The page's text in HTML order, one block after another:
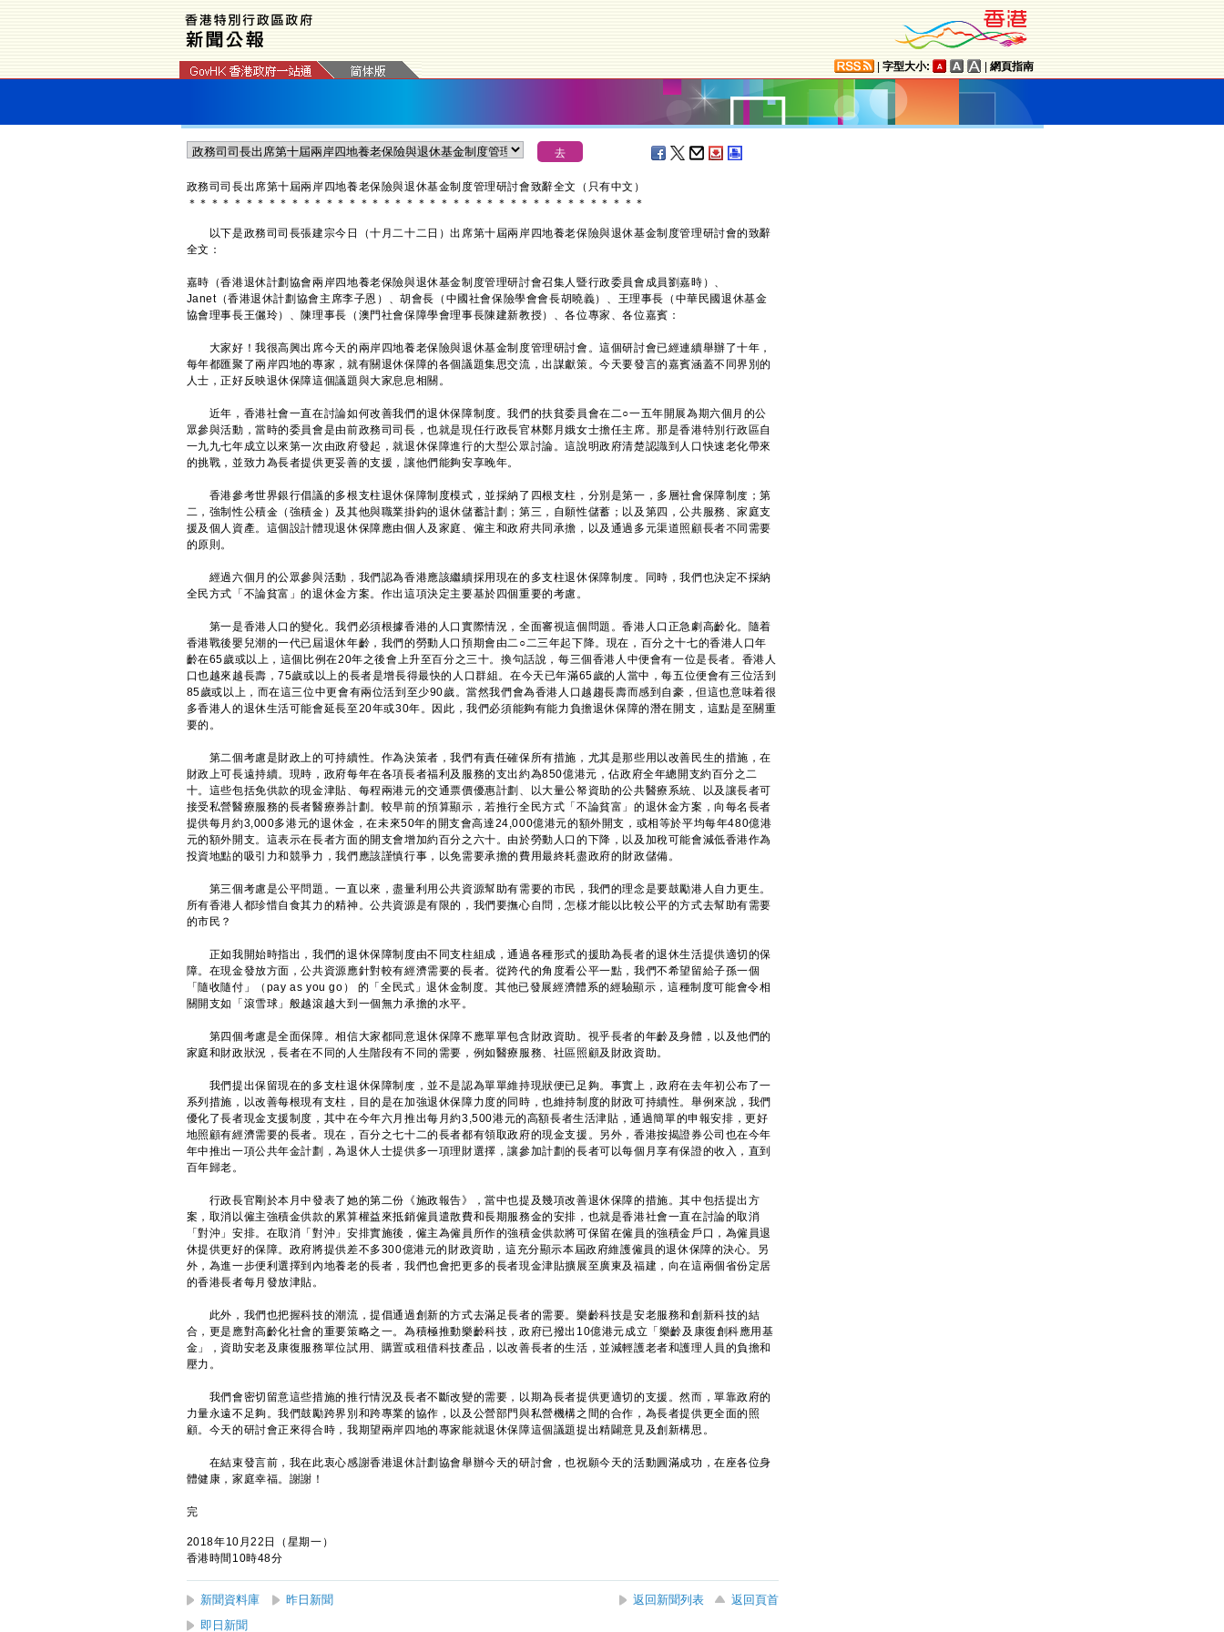
字型大小: 網頁指南
政務司司長出席第十屆兩岸四地養老保險與退休基金制度管理研討會致辭全文（只有中文）
＊ ＊ ＊ ＊ ＊ ＊ ＊ ＊ ＊ ＊ ＊ ＊ ＊ ＊ ＊ ＊ ＊ ＊ ＊ ＊ ＊ ＊ ＊ ＊ ＊ ＊ ＊ ＊ ＊ ＊ ＊ ＊ ＊ ＊ ＊ ＊ ＊ ＊ ＊ ＊
以下是政務司司長張建宗今日（十月二十二日）出席第十屆兩岸四地養老保險與退休基金制度管理研討會的致辭
全文：
嘉時（香港退休計劃協會兩岸四地養老保險與退休基金制度管理研討會召集人暨行政委員會成員劉嘉時）、
Janet（香港退休計劃協會主席李子恩）、胡會長（中國社會保險學會會長胡曉義）、王理事長（中華民國退休基金
協會理事長王儷玲）、陳理事長（澳門社會保障學會理事長陳建新教授）、各位專家、各位嘉賓：
大家好！我很高興出席今天的兩岸四地養老保險與退休基金制度管理研討會。這個研討會已經連續舉辦了十年，
每年都匯聚了兩岸四地的專家，就有關退休保障的各個議題集思交流，出謀獻策。今天要發言的嘉賓涵蓋不同界別的
人士，正好反映退休保障這個議題與大家息息相關。
近年，香港社會一直在討論如何改善我們的退休保障制度。我們的扶貧委員會在二○一五年開展為期六個月的公
眾參與活動，當時的委員會是由前政務司司長，也就是現任行政長官林鄭月娥女士擔任主席。那是香港特別行政區自
一九九七年成立以來第一次由政府發起，就退休保障進行的大型公眾討論。這說明政府清楚認識到人口快速老化帶來
的挑戰，並致力為長者提供更妥善的支援，讓他們能夠安享晚年。
香港參考世界銀行倡議的多根支柱退休保障制度模式，並採納了四根支柱，分別是第一，多層社會保障制度；第
二，強制性公積金（強積金）及其他與職業掛鈎的退休儲蓄計劃；第三，自願性儲蓄；以及第四，公共服務、家庭支
援及個人資產。這個設計體現退休保障應由個人及家庭、僱主和政府共同承擔，以及通過多元渠道照顧長者不同需要
的原則。
經過六個月的公眾參與活動，我們認為香港應該繼續採用現在的多支柱退休保障制度。同時，我們也決定不採納
全民方式「不論貧富」的退休金方案。作出這項決定主要基於四個重要的考慮。
第一是香港人口的變化。我們必須根據香港的人口實際情況，全面審視這個問題。香港人口正急劇高齡化。隨着
香港戰後嬰兒潮的一代已屆退休年齡，我們的勞動人口預期會由二○二三年起下降。現在，百分之十七的香港人口年
齡在65歲或以上，這個比例在20年之後會上升至百分之三十。換句話說，每三個香港人中便會有一位是長者。香港人
口也越來越長壽，75歲或以上的長者是增長得最快的人口群組。在今天已年滿65歲的人當中，每五位便會有三位活到
85歲或以上，而在這三位中更會有兩位活到至少90歲。當然我們會為香港人口越趨長壽而感到自豪，但這也意味着很
多香港人的退休生活可能會延長至20年或30年。因此，我們必須能夠有能力負擔退休保障的潛在開支，這點是至關重
要的。
第二個考慮是財政上的可持續性。作為決策者，我們有責任確保所有措施，尤其是那些用以改善民生的措施，在
財政上可長遠持續。現時，政府每年在各項長者福利及服務的支出約為850億港元，佔政府全年總開支約百分之二
十。這些包括免供款的現金津貼、每程兩港元的交通票價優惠計劃、以大量公帑資助的公共醫療系統、以及讓長者可
接受私營醫療服務的長者醫療券計劃。較早前的預算顯示，若推行全民方式「不論貧富」的退休金方案，向每名長者
提供每月約3,000多港元的退休金，在未來50年的開支會高達24,000億港元的額外開支，或相等於平均每年480億港
元的額外開支。這表示在長者方面的開支會增加約百分之六十。由於勞動人口的下降，以及加稅可能會減低香港作為
投資地點的吸引力和競爭力，我們應該謹慎行事，以免需要承擔的費用最終耗盡政府的財政儲備。
第三個考慮是公平問題。一直以來，盡量利用公共資源幫助有需要的市民，我們的理念是要鼓勵港人自力更生。
所有香港人都珍惜自食其力的精神。公共資源是有限的，我們要撫心自問，怎樣才能以比較公平的方式去幫助有需要
的市民？
正如我開始時指出，我們的退休保障制度由不同支柱組成，通過各種形式的援助為長者的退休生活提供適切的保
障。在現金發放方面，公共資源應針對較有經濟需要的長者。從跨代的角度看公平一點，我們不希望留給子孫一個
「隨收隨付」（pay as you go） 的「全民式」退休金制度。其他已發展經濟體系的經驗顯示，這種制度可能會令相
關開支如「滾雪球」般越滾越大到一個無力承擔的水平。
第四個考慮是全面保障。相信大家都同意退休保障不應單單包含財政資助。視乎長者的年齡及身體，以及他們的
家庭和財政狀況，長者在不同的人生階段有不同的需要，例如醫療服務、社區照顧及財政資助。
我們提出保留現在的多支柱退休保障制度，並不是認為單單維持現狀便已足夠。事實上，政府在去年初公布了一
系列措施，以改善每根現有支柱，目的是在加強退休保障力度的同時，也維持制度的財政可持續性。舉例來說，我們
優化了長者現金支援制度，其中在今年六月推出每月約3,500港元的高額長者生活津貼，通過簡單的申報安排，更好
地照顧有經濟需要的長者。現在，百分之七十二的長者都有領取政府的現金支援。另外，香港按揭證券公司也在今年
年中推出一項公共年金計劃，為退休人士提供多一項理財選擇，讓參加計劃的長者可以每個月享有保證的收入，直到
百年歸老。
行政長官剛於本月中發表了她的第二份《施政報告》，當中也提及幾項改善退休保障的措施。其中包括提出方
案，取消以僱主強積金供款的累算權益來抵銷僱員遣散費和長期服務金的安排，也就是香港社會一直在討論的取消
「對沖」安排。在取消「對沖」安排實施後，僱主為僱員所作的強積金供款將可保留在僱員的強積金戶口，為僱員退
休提供更好的保障。政府將提供差不多300億港元的財政資助，這充分顯示本屆政府維護僱員的退休保障的決心。另
外，為進一步便利選擇到內地養老的長者，我們也會把更多的長者現金津貼擴展至廣東及福建，向在這兩個省份定居
的香港長者每月發放津貼。
此外，我們也把握科技的潮流，提倡通過創新的方式去滿足長者的需要。樂齡科技是安老服務和創新科技的結
合，更是應對高齡化社會的重要策略之一。為積極推動樂齡科技，政府已撥出10億港元成立「樂齡及康復創科應用基
金」，資助安老及康復服務單位試用、購置或租借科技產品，以改善長者的生活，並減輕護老者和護理人員的負擔和
壓力。
我們會密切留意這些措施的推行情況及長者不斷改變的需要，以期為長者提供更適切的支援。然而，單靠政府的
力量永遠不足夠。我們鼓勵跨界別和跨專業的協作，以及公營部門與私營機構之間的合作，為長者提供更全面的照
顧。今天的研討會正來得合時，我期望兩岸四地的專家能就退休保障這個議題提出精闢意見及創新構思。
在結束發言前，我在此衷心感謝香港退休計劃協會舉辦今天的研討會，也祝願今天的活動圓滿成功，在座各位身
體健康，家庭幸福。謝謝！
完
2018年10月22日（星期一）
香港時間10時48分
新聞資料庫 昨日新聞 返回新聞列表
返回頁首
即日新聞